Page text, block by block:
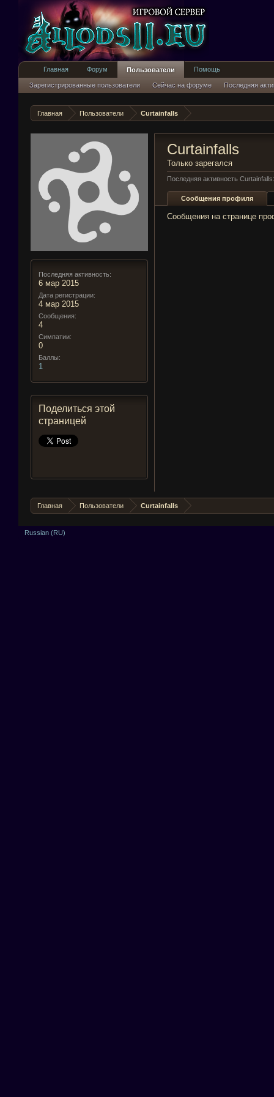
Главная Пользователи Curtainfalls
Последняя активность:
6 мар 2015
Дата регистрации:
4 мар 2015
Сообщения:
4
Симпатии:
0
Баллы:
1
Поделиться этой
страницей
Curtainfalls
Только зарегался
Последняя активность Curtainfalls:
Сообщения профиля
Сообщения на странице
Главная Пользователи Curtainfalls
Главная Форум Пользователи
Зарегистрированные пользователи Сейчас на форуме Последняя
Помощь
Russian (RU)